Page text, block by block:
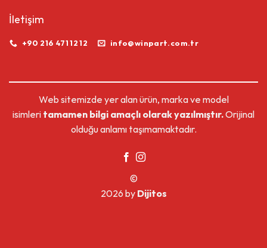
İletişim
+90 216 471 12 12 info@winpart.com.tr
Web sitemizde yer alan ürün, marka ve model
isimleri tamamen bilgi amaçlı olarak yazılmıştır.Orijinal
olduğu anlamı taşımamaktadır.
©
2026 by Dijitos